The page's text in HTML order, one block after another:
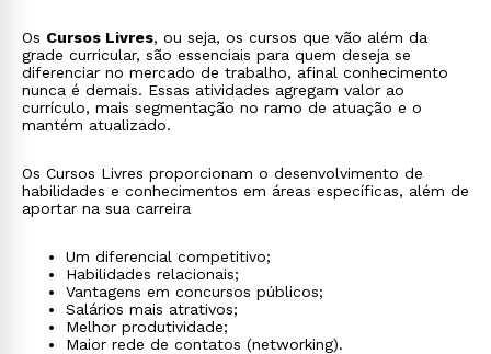
Os Cursos Livres, ou seja, os cursos que vão além da
grade curricular, são essenciais para quem deseja se
diferenciar no mercado de trabalho, afinal conhecimento
nunca é demais. Essas atividades agregam valor ao
currículo, mais segmentação no ramo de atuação e o
mantém atualizado.
Os Cursos Livres proporcionam o desenvolvimento de
habilidades e conhecimentos em áreas específicas, além de
aportar na sua carreira
Um diferencial competitivo;
Habilidades relacionais;
Vantagens em concursos públicos;
Salários mais atrativos;
Melhor produtividade;
Maior rede de contatos (networking).